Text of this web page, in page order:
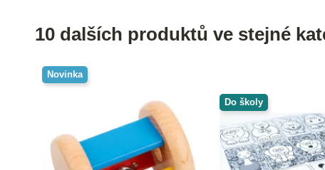
10 dalších produktů ve stejné
Novinka
Do školy